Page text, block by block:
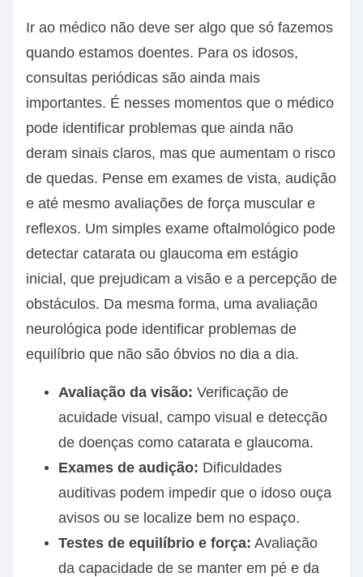
Ir ao médico não deve ser algo que só fazemos
quando estamos doentes. Para os idosos,
consultas periódicas são ainda mais
importantes. É nesses momentos que o médico
pode identificar problemas que ainda não
deram sinais claros, mas que aumentam o risco
de quedas. Pense em exames de vista, audição
e até mesmo avaliações de força muscular e
reflexos. Um simples exame oftalmológico pode
detectar catarata ou glaucoma em estágio
inicial, que prejudicam a visão e a percepção de
obstáculos. Da mesma forma, uma avaliação
neurológica pode identificar problemas de
equilíbrio que não são óbvios no dia a dia.
Avaliação da visão: Verificação de
acuidade visual, campo visual e detecção
de doenças como catarata e glaucoma.
Exames de audição: Dificuldades
auditivas podem impedir que o idoso ouça
avisos ou se localize bem no espaço.
Testes de equilíbrio e força: Avaliação
da capacidade de se manter em pé e da